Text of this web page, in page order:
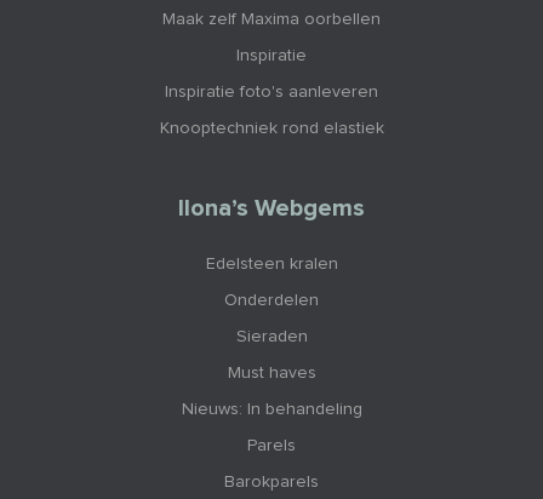
Maak zelf Maxima oorbellen
Inspiratie
Inspiratie foto's aanleveren
Knooptechniek rond elastiek
Ilona’s Webgems
Edelsteen kralen
Onderdelen
Sieraden
Must haves
Nieuws: In behandeling
Parels
Barokparels